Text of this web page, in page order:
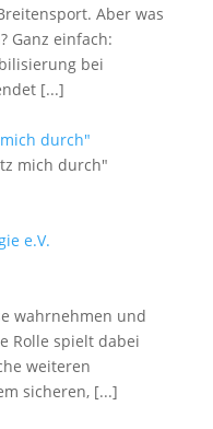
Aber was
Ganz einfach:
bei
[...]
durch"
e.V.
wahrnehmen und
Rolle spielt dabei
weiteren
sicheren, [...]